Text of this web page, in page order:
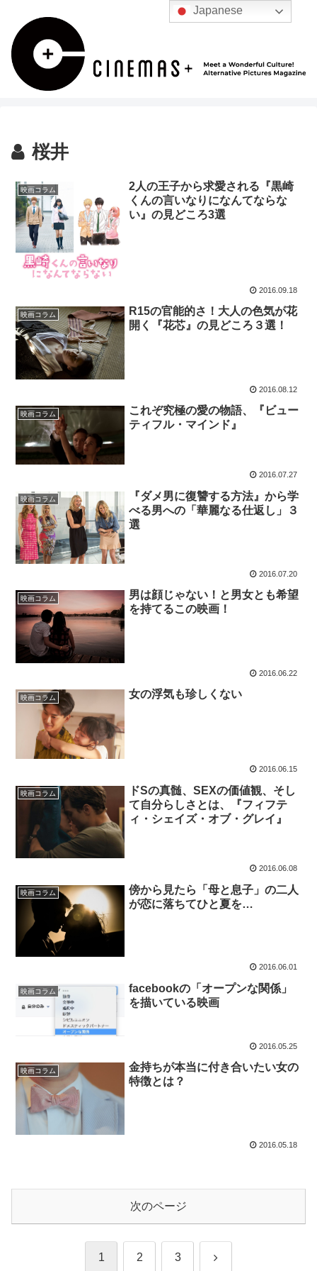
桜井
映画コラム
2人の王子から求愛される『黒崎
くんの言いなりになんてならな
い』の見どころ3選
2016.09.18
映画コラム
R15の官能的さ！大人の色気が花
開く『花芯』の見どころ３選！
2016.08.12
映画コラム
これぞ究極の愛の物語、『ビュー
ティフル・マインド』
2016.07.27
映画コラム
『ダメ男に復讐する方法』から学
べる男への「華麗なる仕返し」３
選
2016.07.20
映画コラム
男は顔じゃない！と男女とも希望
を持てるこの映画！
2016.06.22
映画コラム 女の浮気も珍しくない
2016.06.15
映画コラム
ドSの真髄、SEXの価値観、そし
て自分らしさとは、『フィフテ
ィ・シェイズ・オブ・グレイ』
2016.06.08
映画コラム
傍から見たら「母と息子」の二人
が恋に落ちてひと夏を…
2016.06.01
映画コラム
facebookの「オープンな関係」
を描いている映画
2016.05.25
映画コラム
金持ちが本当に付き合いたい女の
特徴とは？
2016.05.18
次のページ
1 2 3 次
Japanese